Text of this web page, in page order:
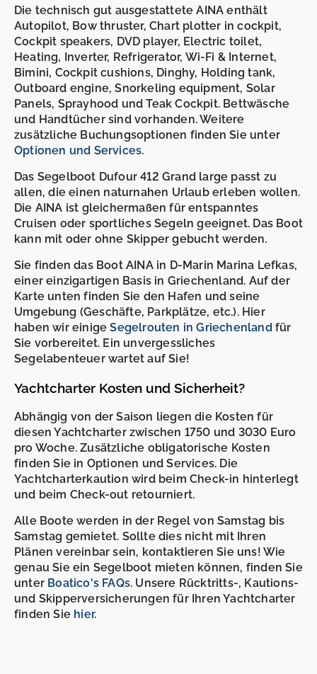
Die technisch gut ausgestattete AINA enthält
Autopilot, Bow thruster, Chart plotter in cockpit,
Cockpit speakers, DVD player, Electric toilet,
Heating, Inverter, Refrigerator, Wi-Fi & Internet,
Bimini, Cockpit cushions, Dinghy, Holding tank,
Outboard engine, Snorkeling equipment, Solar
Panels, Sprayhood und Teak Cockpit. Bettwäsche
und Handtücher sind vorhanden. Weitere
zusätzliche Buchungsoptionen finden Sie unter
Optionen und Services.
Das Segelboot Dufour 412 Grand large passt zu
allen, die einen naturnahen Urlaub erleben wollen.
Die AINA ist gleichermaßen für entspanntes
Cruisen oder sportliches Segeln geeignet. Das Boot
kann mit oder ohne Skipper gebucht werden.
Sie finden das Boot AINA in D-Marin Marina Lefkas,
einer einzigartigen Basis in Griechenland. Auf der
Karte unten finden Sie den Hafen und seine
Umgebung (Geschäfte, Parkplätze, etc.). Hier
haben wir einigeSegelrouten in Griechenlandfür
Sie vorbereitet. Ein unvergessliches
Segelabenteuer wartet auf Sie!
Yachtcharter Kosten und Sicherheit?
Abhängig von der Saison liegen die Kosten für
diesen Yachtcharter zwischen 1750 und 3030 Euro
pro Woche. Zusätzliche obligatorische Kosten
finden Sie in Optionen und Services. Die
Yachtcharterkaution wird beim Check-in hinterlegt
und beim Check-out retourniert.
Alle Boote werden in der Regel von Samstag bis
Samstag gemietet. Sollte dies nicht mit Ihren
Plänen vereinbar sein, kontaktieren Sie uns! Wie
genau Sie ein Segelboot mieten können, finden Sie
unter Boatico's FAQs. Unsere Rücktritts-, Kautions-
und Skipperversicherungen für Ihren Yachtcharter
finden Sie hier.